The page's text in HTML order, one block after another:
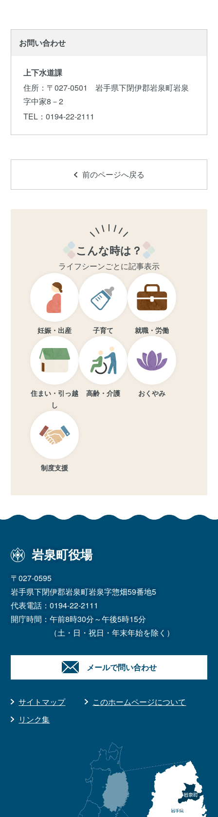
お問い合わせ
上下水道課
住所 ：〒027-0501 岩手県下閉伊郡岩泉町岩泉
字中家8－2
TEL ：0194-22-2111
前のページへ戻る
こんな時は？
ライフシーンごとに記事表示
妊娠・出産 子育て 就職・労働
住まい・引っ越
し
高齢・介護 おくやみ
制度支援
岩泉町役場
〒027-0595
岩手県下閉伊郡岩泉町岩泉字惣畑59番地5
代表電話：0194-22-2111
開庁時間：午前8時30分～午後5時15分
（土・日・祝日・年末年始を除く）
メールで問い合わせ
サイトマップ
このホームページについて
リンク集